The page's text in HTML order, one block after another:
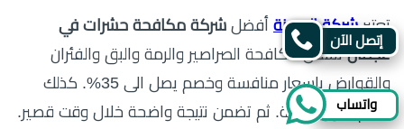
تعتبرشركة المدينة أفضل شركة مكافحة حشرات في
عجمانتشمل مكافحة الصراصير والرمة والبق والفئران
والقوارض باسعار منافسة وخصم يصل الى 35%. كذلك
تقدم حلول فورية. ثم تضمن نتيجة واضحة خلال وقت قصير.
إتصل الآن
واتساب